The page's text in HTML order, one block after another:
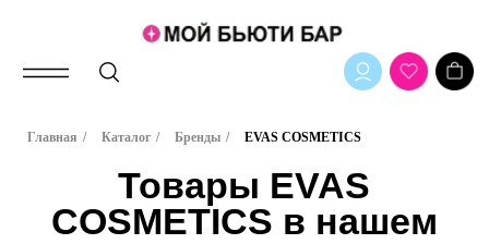
Главная / Каталог / Бренды / EVAS COSMETICS
Товары EVAS
магазине